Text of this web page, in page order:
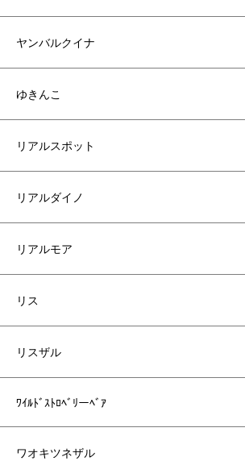
ヤンバルクイナ
ゆきんこ
リアルスポット
リアルダイノ
リアルモア
リス
リスザル
ﾜｲﾙﾄﾞｽﾄﾛﾍﾞﾘーﾍﾞｱ
ワオキツネザル